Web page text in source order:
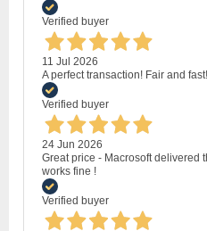
Verified buyer
11 Jul 2026
A perfect transaction! Fair and fast!
Verified buyer
24 Jun 2026
Great price - Macrosoft delivered
works fine !
Verified buyer